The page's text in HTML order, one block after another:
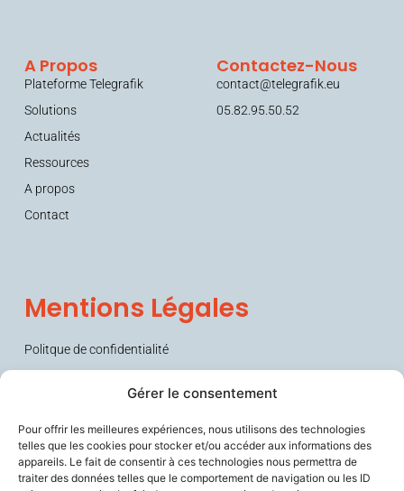
Gérer le consentement
Pour offrir les meilleures expériences, nous utilisons des technologies
telles que les cookies pour stocker et/ou accéder aux informations des
appareils. Le fait de consentir à ces technologies nous permettra de
traiter des données telles que le comportement de navigation ou les ID
A Propos
Plateforme Telegrafik
Solutions
Actualités
Ressources
A propos
Contact
Contactez-Nous
contact@telegrafik.eu
05.82.95.50.52
Mentions Légales
Politque de confidentialité